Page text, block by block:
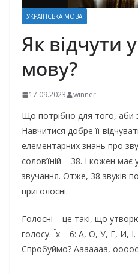
УКРАЇНСЬКА МОВА
Як відчути
мову?
17.09.2023 winner
Що потрібно для того, аби
Навчитися добре її
елементарних знань про
солов’їній – 38. І кожен має
звучання. Отже, 38 звуків
приголосні.
Голосні – це такі, що
голосу. Їх – 6: А, О, У, Е, И,
Спробуймо? Ааааааа, ооооооооо,